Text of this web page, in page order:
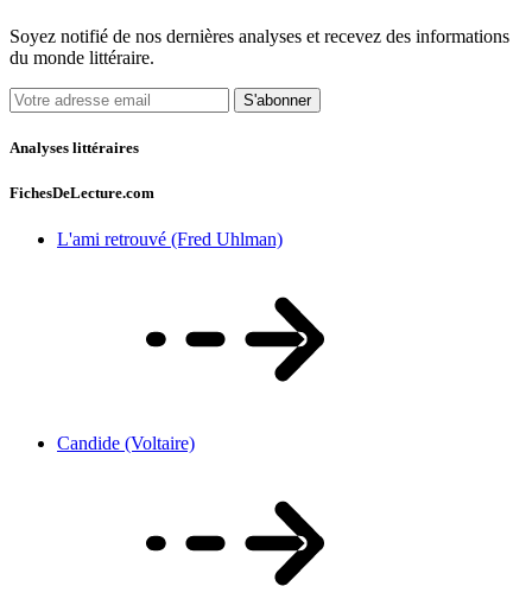
Soyez notifié de nos dernières analyses et recevez des informations
du monde littéraire.
S'abonner
Analyses littéraires
FichesDeLecture.com
L'ami retrouvé (Fred Uhlman)
Candide (Voltaire)